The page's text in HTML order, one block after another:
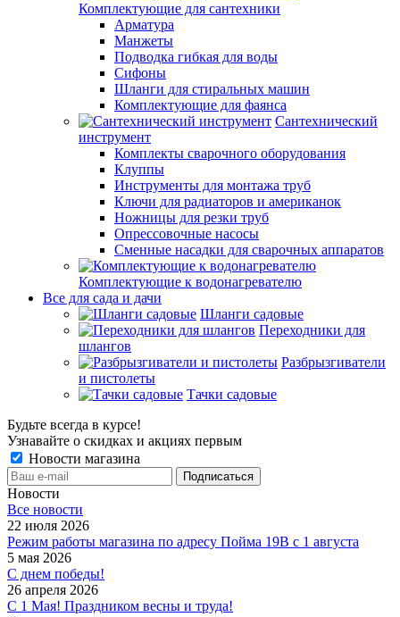
Комплектующие для сантехники
Арматура
Манжеты
Подводка гибкая для воды
Сифоны
Шланги для стиральных машин
Комплектующие для фаянса
Сантехнический
инструмент
Комплекты сварочного оборудования
Клуппы
Инструменты для монтажа труб
Ключи для радиаторов и американок
Ножницы для резки труб
Опрессовочные насосы
Сменные насадки для сварочных аппаратов
Комплектующие к водонагревателю
Все для сада и дачи
Шланги садовые
Переходники для
шлангов
Разбрызгиватели
и пистолеты
Тачки садовые
Будьте всегда в курсе!
Узнавайте о скидках и акциях первым
Новости магазина
Новости
Все новости
22 июля 2026
Режим работы магазина по адресу Пойма 19В с 1 августа
5 мая 2026
С днем победы!
26 апреля 2026
С 1 Мая! Праздником весны и труда!